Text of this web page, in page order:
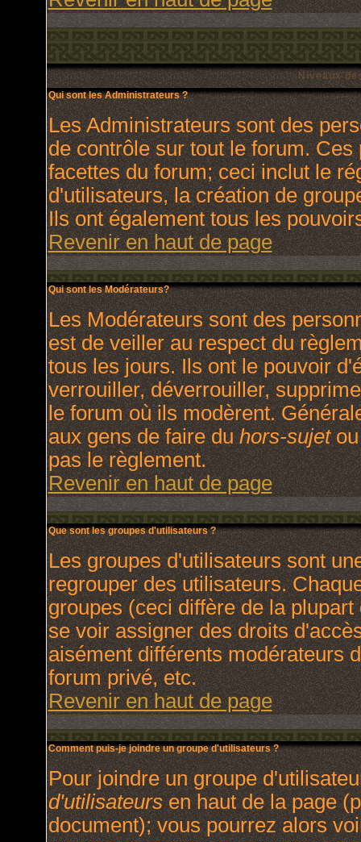
Niveaux
Qui sont les Administrateurs ?
Les Administrateurs sont des
de contrôle sur tout le forum.
facettes du forum; ceci inclut le
d'utilisateurs, la création de
Ils ont également tous les
Revenir en haut de page
Qui sont les Modérateurs?
Les Modérateurs sont des
est de veiller au respect du
tous les jours. Ils ont le pouvoir
verrouiller, déverrouiller,
le forum où ils modèrent.
aux gens de faire duhors-sujetou
pas le règlement.
Revenir en haut de page
Que sont les groupes d'utilisateurs ?
Les groupes d'utilisateurs sont
regrouper des utilisateurs.
groupes (ceci diffère de la
se voir assigner des droits
aisément différents modérateurs
forum privé, etc.
Revenir en haut de page
Comment puis-je joindre un groupe d'utilisateurs ?
Pour joindre un groupe
d'utilisateursen haut de la page
document); vous pourrez alors